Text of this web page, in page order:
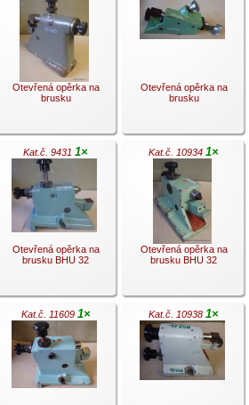
. .
Otevřená opěrka na
brusku
.
Otevřená opěrka na
brusku
.
Kat.č. 9431 1×
Otevřená opěrka na
brusku BHU 32
.
Kat.č. 10934 1×
Otevřená opěrka na
brusku BHU 32
Kat.č. 11609 1× Kat.č. 10938 1×